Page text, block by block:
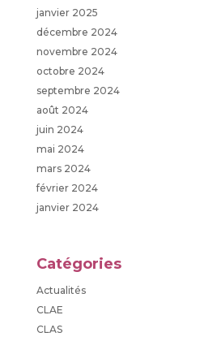
janvier 2025
décembre 2024
novembre 2024
octobre 2024
septembre 2024
août 2024
juin 2024
mai 2024
mars 2024
février 2024
janvier 2024
Catégories
Actualités
CLAE
CLAS